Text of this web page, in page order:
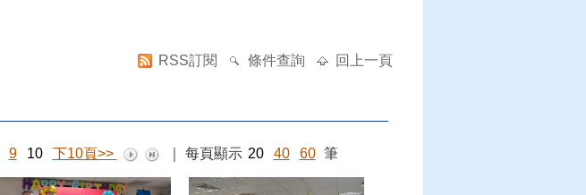
RSS訂閱 條件查詢 回上一頁
9 10 下10頁>> 每頁顯示 20 40 60 筆